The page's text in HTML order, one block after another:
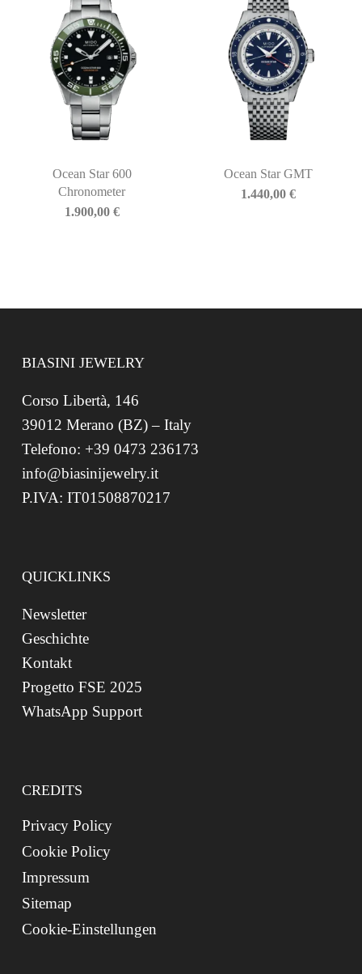
Ocean Star 600
Chronometer
1.900,00 €
Ocean Star GMT
1.440,00€
BIASINI JEWELRY
Corso Libertà, 146
39012 Merano (BZ) – Italy
Telefono: +39 0473 236173
info@biasinijewelry.it
P.IVA: IT01508870217
QUICKLINKS
Newsletter
Geschichte
Kontakt
Progetto FSE 2025
WhatsApp Support
CREDITS
Privacy Policy
Cookie Policy
Impressum
Sitemap
Cookie-Einstellungen